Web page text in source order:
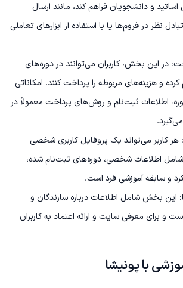
و دانشجویان فراهم کند، مانند ارسال
نظر در فروم‌ها یا با استفاده از ابزارهای تعاملی
در این بخش، کاربران می‌توانند در دوره‌های
و هزینه‌های مربوطه را پرداخت کنند. امکاناتی
اطلاعات ثبت‌نام و روش‌های پرداخت معمولاً در
هر کاربر می‌تواند یک پروفایل کاربری شخصی
اطلاعات شخصی، دوره‌های ثبت‌نام شده،
و سابقه آموزشی فرد است.
این بخش شامل اطلاعات درباره سازندگان و
و برای معرفی سایت و ارائه اعتماد به کاربران
با پونیشا